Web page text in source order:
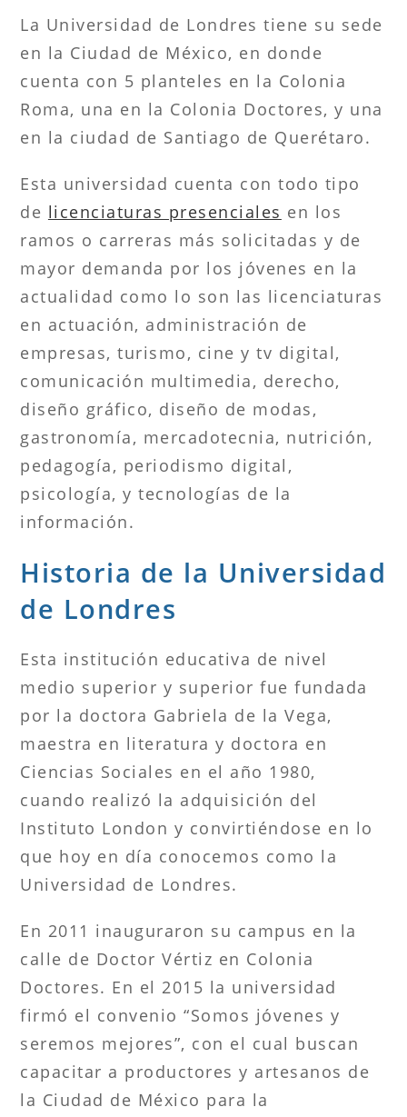
La Universidad de Londres tiene su sede
en la Ciudad de México, en donde
cuenta con 5 planteles en la Colonia
Roma, una en la Colonia Doctores, y una
en la ciudad de Santiago de Querétaro.
Esta universidad cuenta con todo tipo
de licenciaturas presenciales en los
ramos o carreras más solicitadas y de
mayor demanda por los jóvenes en la
actualidad como lo son las licenciaturas
en actuación, administración de
empresas, turismo, cine y tv digital,
comunicación multimedia, derecho,
diseño gráfico, diseño de modas,
gastronomía, mercadotecnia, nutrición,
pedagogía, periodismo digital,
psicología, y tecnologías de la
información.
Historia de la Universidad
de Londres
Esta institución educativa de nivel
medio superior y superior fue fundada
por la doctora Gabriela de la Vega,
maestra en literatura y doctora en
Ciencias Sociales en el año 1980,
cuando realizó la adquisición del
Instituto London y convirtiéndose en lo
que hoy en día conocemos como la
Universidad de Londres.
En 2011 inauguraron su campus en la
calle de Doctor Vértiz en Colonia
Doctores. En el 2015 la universidad
firmó el convenio “Somos jóvenes y
seremos mejores”, con el cual buscan
capacitar a productores y artesanos de
la Ciudad de México para la